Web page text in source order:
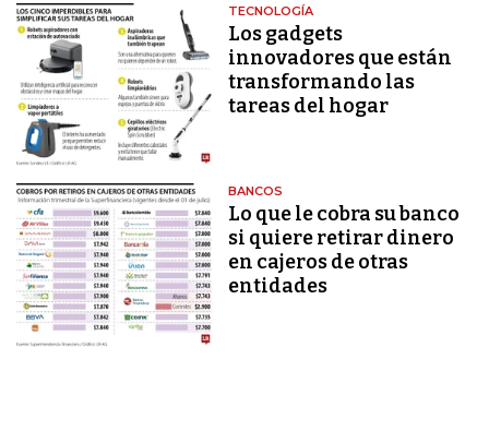
TECNOLOGÍA
Los gadgets
innovadores que están
transformando las
tareas del hogar
BANCOS
Lo que le cobra su banco
si quiere retirar dinero
en cajeros de otras
entidades